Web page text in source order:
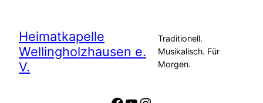
Heimatkapelle
Wellingholzhausen e.
V.
Traditionell.
Musikalisch. Für
Morgen.